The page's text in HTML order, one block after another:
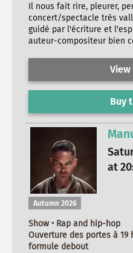
Il nous fait rire, pleurer,
concert/spectacle très
guidé par l'écriture et
auteur-compositeur bien
Buy
at
Autumn 2026
Show • Rap and hip-hop
Ouverture des portes à 19
formule debout